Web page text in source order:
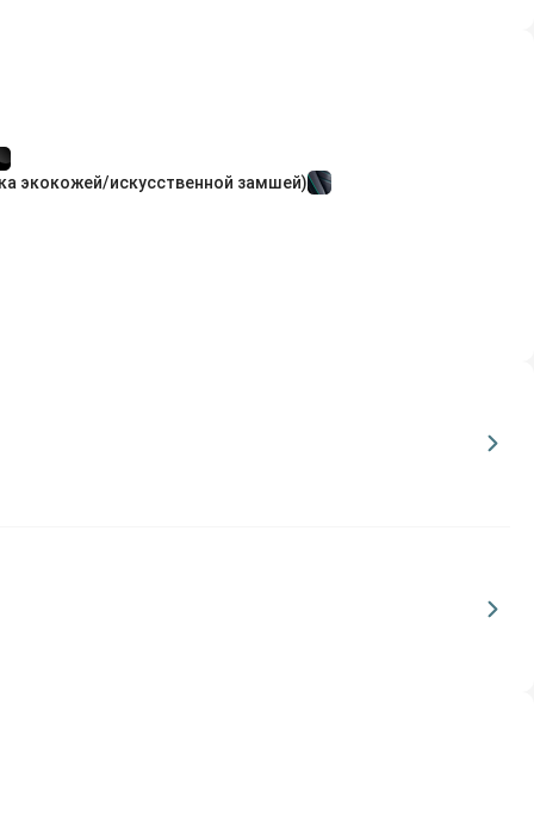
экокожей/искусственной замшей)